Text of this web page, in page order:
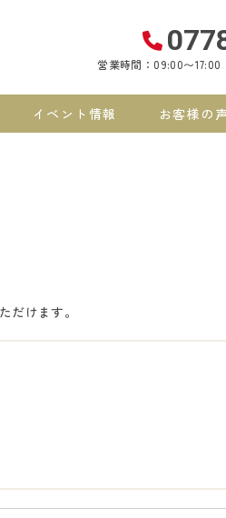
営業時間：09:00〜17:00
イベント情報 お客様の
だけます。